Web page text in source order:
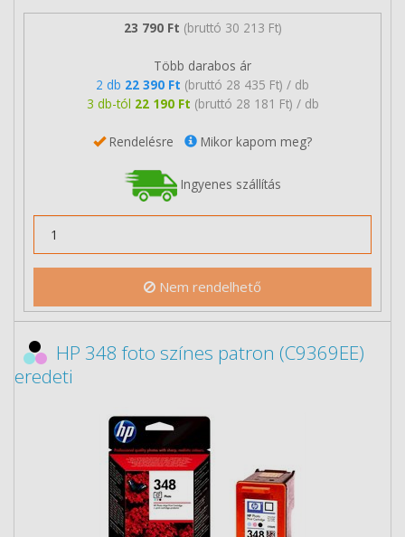
23 790 Ft (bruttó 30 213 Ft)
Több darabos ár
2 db 22 390 Ft (bruttó 28 435 Ft) / db
3 db-tól 22 190 Ft (bruttó 28 181 Ft) / db
Rendelésre Mikor kapom meg?
Ingyenes szállítás
Nem rendelhető
HP 348 foto színes patron (C9369EE)
eredeti